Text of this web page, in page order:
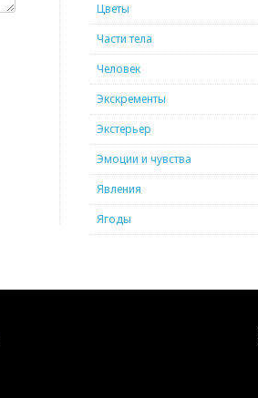
Цветы
Части тела
Человек
Экскременты
Экстерьер
Эмоции и чувства
Явления
Ягоды